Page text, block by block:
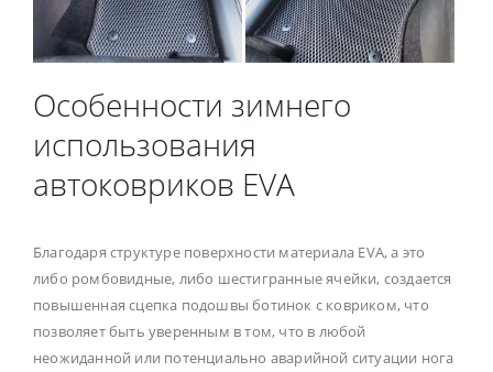
Особенности зимнего
использования
автоковриков EVA
Благодаря структуре поверхности материала EVA, а это
либо ромбовидные, либо шестигранные ячейки, создается
повышенная сцепка подошвы ботинок с ковриком, что
позволяет быть уверенным в том, что в любой
неожиданной или потенциально аварийной ситуации нога